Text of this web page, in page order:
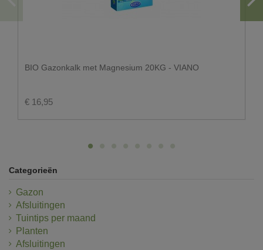
BIO Gazonkalk met Magnesium 20KG - VIANO
€ 16,95
Categorieën
Gazon
Afsluitingen
Tuintips per maand
Planten
Afsluitingen